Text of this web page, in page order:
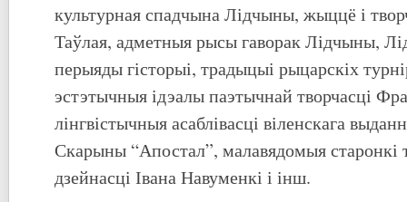
культурная спадчына Лідчыны, жыццё і
Таўлая, адметныя рысы гаворак Лідчыны,
перыяды гісторыі, традыцыі рыцарскіх
эстэтычныя ідэалы паэтычнай творчасці
лінгвістычныя асаблівасці віленскага
Скарыны “Апостал”, малавядомыя старонкі
дзейнасці Івана Навуменкі і інш.